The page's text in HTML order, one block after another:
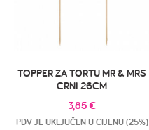
TOPPER ZA TORTU MR & MRS
CRNI 26CM
3,85 €
PDV JE UKLJUČEN U CIJENU (25%)